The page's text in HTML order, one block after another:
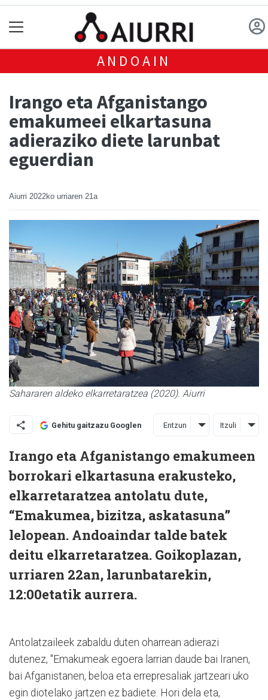
ANDOAIN
Irango eta Afganistango
emakumeei elkartasuna
adieraziko diete larunbat
eguerdian
Aiurri 2022ko urriaren 21a
Sahararen aldeko elkarretaratzea (2020). Aiurri
Gehitu gaitzazu Googlen Entzun Itzuli
Irango eta Afganistango emakumeen
borrokari elkartasuna erakusteko,
elkarretaratzea antolatu dute,
“Emakumea, bizitza, askatasuna”
lelopean. Andoaindar talde batek
deitu elkarretaratzea. Goikoplazan,
urriaren 22an, larunbatarekin,
12:00etatik aurrera.
Antolatzaileek zabaldu duten oharrean adierazi
dutenez, "Emakumeak egoera larrian daude bai Iranen,
bai Afganistanen, beloa eta errepresaliak jartzeari uko
egin diotelako jartzen ez badiete. Hori dela eta,